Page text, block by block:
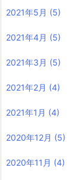
2021年5月 (5)
2021年4月 (5)
2021年3月 (5)
2021年2月 (4)
2021年1月 (4)
2020年12月 (5)
2020年11月 (4)